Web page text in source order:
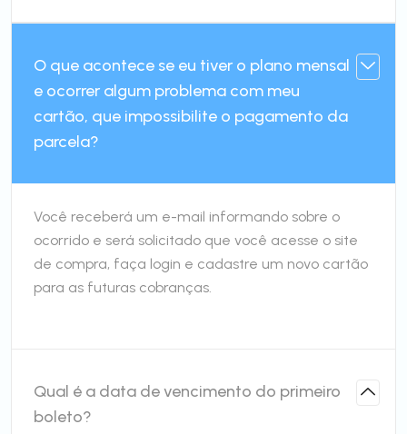
O que acontece se eu tiver o plano mensal
e ocorrer algum problema com meu
cartão, que impossibilite o pagamento da
parcela?
Você receberá um e-mail informando sobre o
ocorrido e será solicitado que você acesse o site
de compra, faça login e cadastre um novo cartão
para as futuras cobranças.
Qual é a data de vencimento do primeiro
boleto?